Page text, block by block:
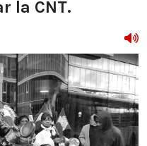
la CNT.